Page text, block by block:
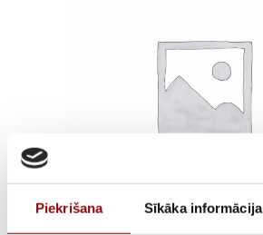
Piekrišana Sīkāka informācija